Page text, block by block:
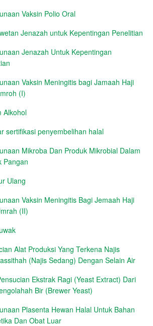
Vaksin Polio Oral
Jenazah untuk Kepentingan Penelitian
Jenazah Untuk Kepentingan
Vaksin Meningitis bagi Jamaah Haji
(I)
Alkohol
sertifikasi penyembelihan halal
Mikroba Dan Produk Mikrobial Dalam
Pangan
Ulang
Vaksin Meningitis Bagi Jemaah Haji
(II)
Alat Produksi Yang Terkena Najis
(Najis Sedang) Dengan Selain Air
Ekstrak Ragi (Yeast Extract) Dari
Bir (Brewer Yeast)
Plasenta Hewan Halal Untuk Bahan
Dan Obat Luar